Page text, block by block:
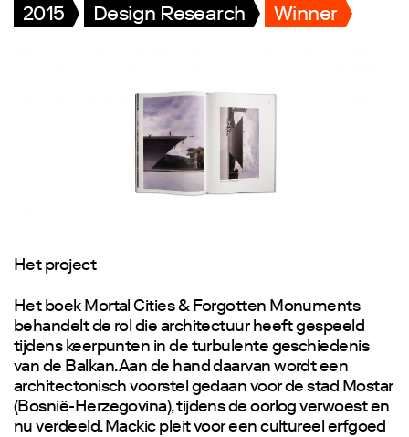
2015 Design Research Winner
Het project
Het boek Mortal Cities & Forgotten Monuments
behandelt de rol die architectuur heeft gespeeld
tijdens keerpunten in de turbulente geschiedenis
van de Balkan. Aan de hand daarvan wordt een
architectonisch voorstel gedaan voor de stad Mostar
(Bosnië-Herzegovina), tijdens de oorlog verwoest en
nu verdeeld. Mackic pleit voor een cultureel erfgoed